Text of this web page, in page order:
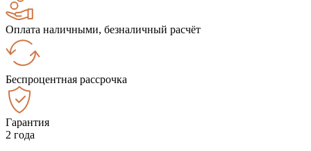
Оплата наличными, безналичный расчёт
Беспроцентная рассрочка
Гарантия
2 года